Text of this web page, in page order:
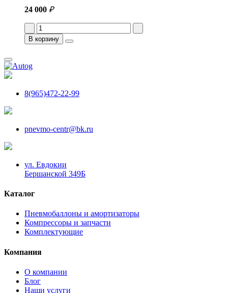
24 000 ₽
В корзину
8(965)472-22-99
pnevmo-centr@bk.ru
ул. Евдокии
Бершанской 349Б
Каталог
Пневмобаллоны и амортизаторы
Компрессоры и запчасти
Комплектующие
Компания
О компании
Блог
Наши услуги